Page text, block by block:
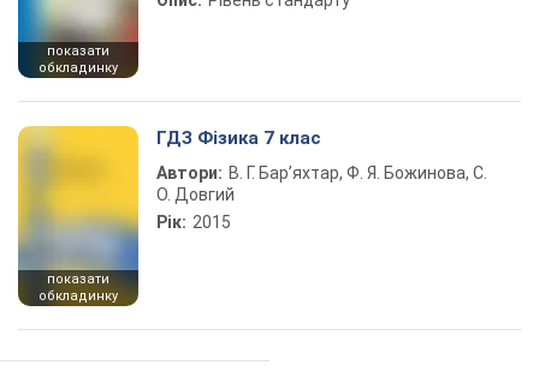
показати
обкладинку
показати
обкладинку
ГДЗ Фізика 7 клас
Автори: В. Г. Бар’яхтар, Ф. Я. Божинова, С.
О. Довгий
Рік: 2015